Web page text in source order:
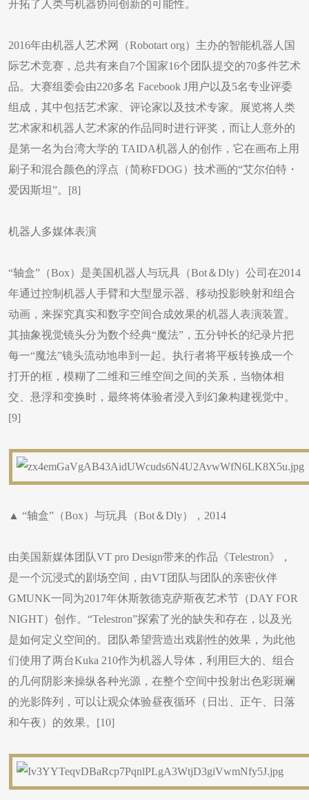
开拓了人类与机器协同创新的可能性。
2016年由机器人艺术网（Robotart org）主办的智能机器人国
际艺术竞赛，总共有来自7个国家16个团队提交的70多件艺术
品。大赛组委会由220多名 Facebook J用户以及5名专业评委
组成，其中包括艺术家、评论家以及技术专家。展览将人类
艺术家和机器人艺术家的作品同时进行评奖，而让人意外的
是第一名为台湾大学的 TAIDA机器人的创作，它在画布上用
刷子和混合颜色的浮点（简称FDOG）技术画的“艾尔伯特・
爱因斯坦”。[8]
机器人多媒体表演
“轴盒”（Box）是美国机器人与玩具（Bot＆Dly）公司在2014
年通过控制机器人手臂和大型显示器、移动投影映射和组合
动画，来探究真实和数字空间合成效果的机器人表演装置。
其抽象视觉镜头分为数个经典“魔法”，五分钟长的纪录片把
每一“魔法”镜头流动地串到一起。执行者将平板转换成一个
打开的框，模糊了二维和三维空间之间的关系，当物体相
交、悬浮和变换时，最终将体验者浸入到幻象构建视觉中。
[9]
▲ “轴盒”（Box）与玩具（Bot＆Dly），2014
由美国新媒体团队VT pro Design带来的作品《Telestron》，
是一个沉浸式的剧场空间，由VT团队与团队的亲密伙伴
GMUNK一同为2017年休斯敦德克萨斯夜艺术节（DAY FOR
NIGHT）创作。“Telestron”探索了光的缺失和存在，以及光
是如何定义空间的。团队希望营造出戏剧性的效果，为此他
们使用了两台Kuka 210作为机器人导体，利用巨大的、组合
的几何阴影来操纵各种光源，在整个空间中投射出色彩斑斓
的光影阵列，可以让观众体验昼夜循环（日出、正午、日落
和午夜）的效果。[10]